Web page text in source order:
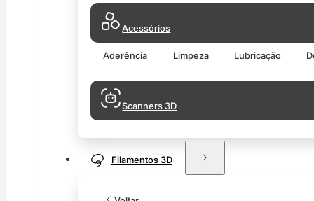
Acessórios
Aderência Limpeza Lubricação
Scanners 3D
Filamentos 3D